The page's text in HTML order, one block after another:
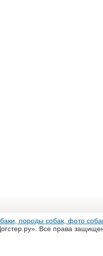
породы собак, фото
Все права